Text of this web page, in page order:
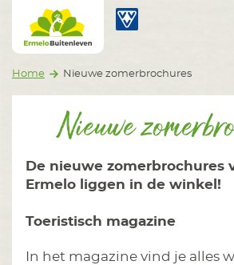
Ga naar inhoud
Ermelo Buitenleven
Home Nieuwe zomerbrochures
Nieuwe
De nieuwe zomerbrochures
Ermelo liggen in de winkel!
Toeristisch magazine
In het magazine vind je alles